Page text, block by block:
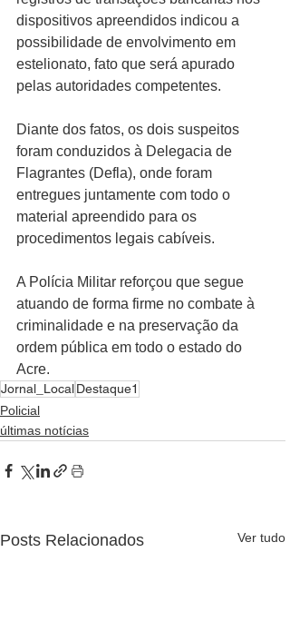
dispositivos apreendidos indicou a
possibilidade de envolvimento em
estelionato, fato que será apurado
pelas autoridades competentes.
Diante dos fatos, os dois suspeitos
foram conduzidos à Delegacia de
Flagrantes (Defla), onde foram
entregues juntamente com todo o
material apreendido para os
procedimentos legais cabíveis.
A Polícia Militar reforçou que segue
atuando de forma firme no combate à
criminalidade e na preservação da
ordem pública em todo o estado do
Acre.
Jornal_LocalDestaque1
Policial
últimas notícias
Posts Relacionados Ver tudo